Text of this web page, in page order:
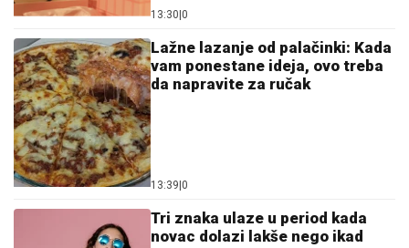
13:30|0
Lažne lazanje od palačinki: Kada
vam ponestane ideja, ovo treba
da napravite za ručak
13:39|0
Tri znaka ulaze u period kada
novac dolazi lakše nego ikad